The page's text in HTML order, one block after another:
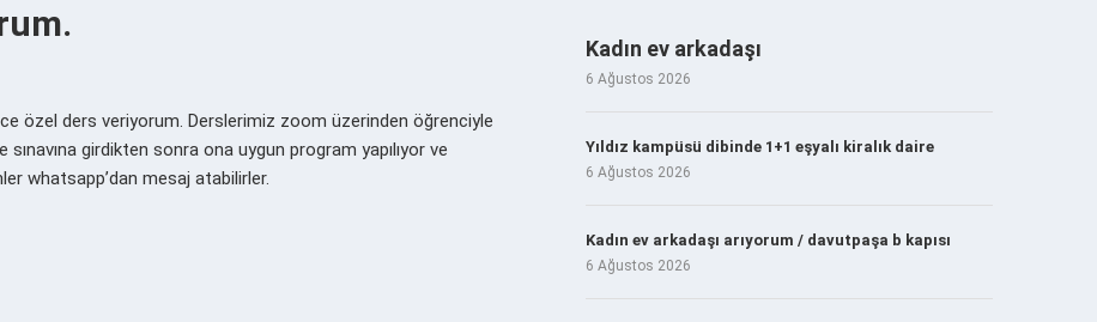
özel ders veriyorum. Derslerimiz zoom üzerinden öğrenciyle
girdikten sonra ona uygun program yapılıyor ve
whatsapp’dan mesaj atabilirler.
Kadın ev arkadaşı
6 Ağustos 2026
Yıldız kampüsü dibinde 1+1 eşyalı kiralık daire
6 Ağustos 2026
Kadın ev arkadaşı arıyorum / davutpaşa b kapısı
6 Ağustos 2026